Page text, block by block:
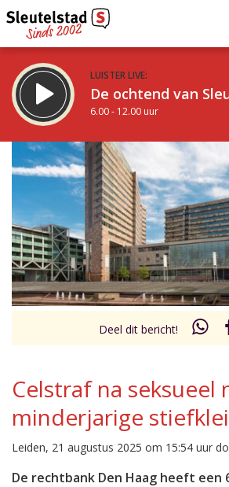
LUISTER LIVE:
De ochtend van
6.00 - 12.00 uur
STRAKS:
De middag van Sleutelstad
12.00 - 19.00 uur
uur 1 van 0
Inklappen
Deel dit bericht!
Celstraf na seksueel
minderjarige
Leiden, 21 augustus 2025 om 15:54 uur
De rechtbank Den Haag heeft een